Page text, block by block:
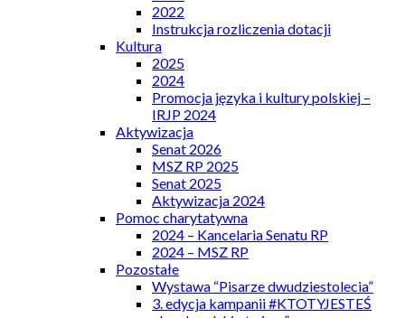
2022
Instrukcja rozliczenia dotacji
Kultura
2025
2024
Promocja języka i kultury polskiej –
IRJP 2024
Aktywizacja
Senat 2026
MSZ RP 2025
Senat 2025
Aktywizacja 2024
Pomoc charytatywna
2024 – Kancelaria Senatu RP
2024 – MSZ RP
Pozostałe
Wystawa “Pisarze dwudziestolecia”
3. edycja kampanii #KTOTYJESTEŚ